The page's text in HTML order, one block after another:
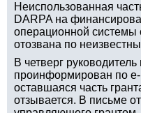
Неиспользованная
DARPA на
операционной системы
отозвана по
В четверг
проинформирован по e-
оставшаяся часть
отзывается. В письме